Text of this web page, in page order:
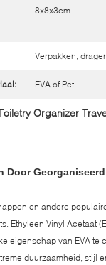
8x8x3cm
Verpakken,
EVA of Pet
Organizer
Door Georganiseerd
en andere
Ethyleen Vinyl Acetaat
eigenschap van EVA te
duurzaamheid, stijl